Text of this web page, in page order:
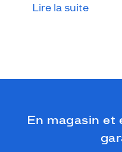
Lire la suite
En magasin et